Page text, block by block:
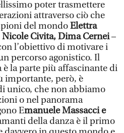
poter trasmettere
attraverso ciò che
del mondoElettra
Civita, Dima Cernei–
l’obiettivo di motivare i
percorso agonistico. Il
la parte più affascinante di
importante, però, è
unico, che non abbiamo
o nel panorama
Emanuele Massacci e
della danza è il primo